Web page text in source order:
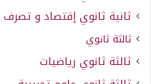
ثانية ثانوي إقتصاد و تصرف
ثالثة ثانوي
ثالثة ثانوي رياضيات